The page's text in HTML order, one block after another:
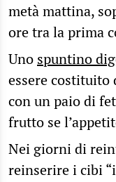
metà mattina,
ore tra la prima
Uno spuntino
essere costituito
con un paio di
frutto se
Nei giorni di
reinserire i cibi